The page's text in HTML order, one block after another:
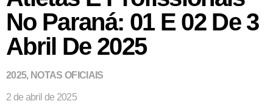
No Paraná: 01 E 02 De 3
Abril De 2025
2025, NOTAS OFICIAIS
2 de abril de 2025